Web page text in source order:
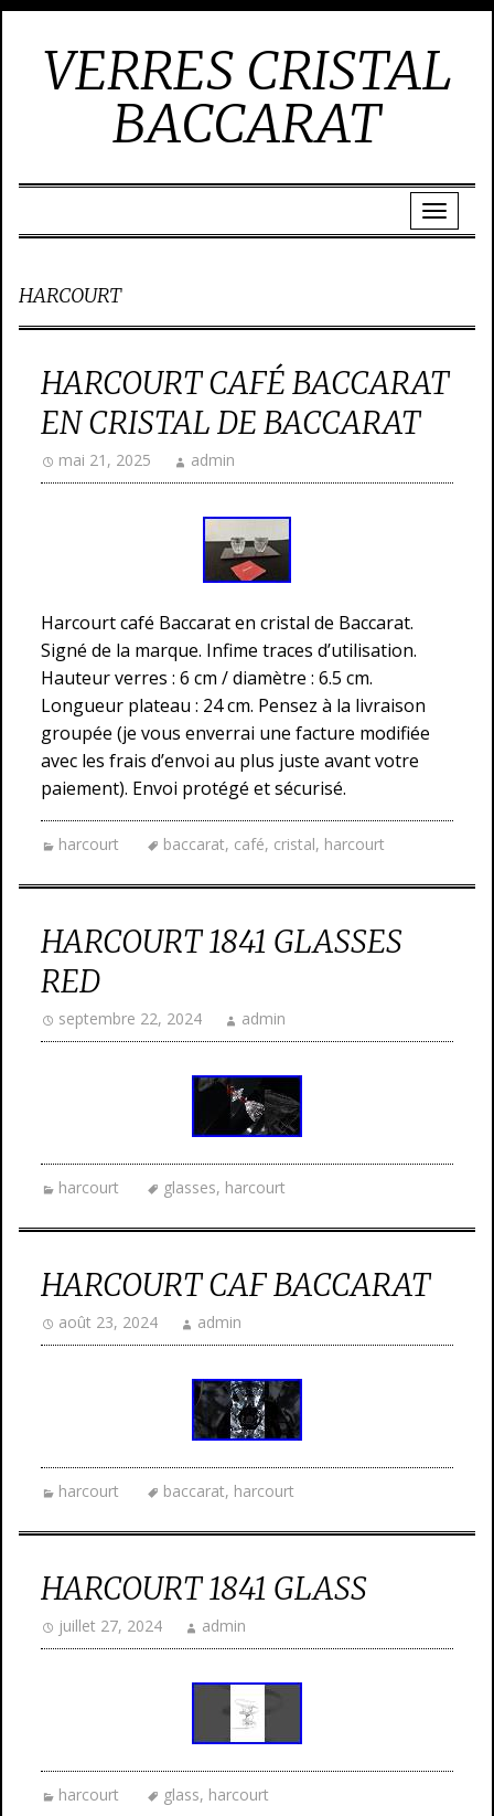
VERRES CRISTAL
BACCARAT
HARCOURT
HARCOURT CAFÉ BACCARAT
EN CRISTAL DE BACCARAT
mai 21, 2025 admin
Harcourt café Baccarat en cristal de Baccarat.
Signé de la marque. Infime traces d’utilisation.
Hauteur verres : 6 cm / diamètre : 6.5 cm.
Longueur plateau : 24 cm. Pensez à la livraison
groupée (je vous enverrai une facture modifiée
avec les frais d’envoi au plus juste avant votre
paiement). Envoi protégé et sécurisé.
harcourt baccarat, café, cristal, harcourt
HARCOURT 1841 GLASSES
RED
septembre 22, 2024 admin
harcourt glasses, harcourt
HARCOURT CAF BACCARAT
août 23, 2024 admin
harcourt baccarat, harcourt
HARCOURT 1841 GLASS
juillet 27, 2024 admin
harcourt glass, harcourt